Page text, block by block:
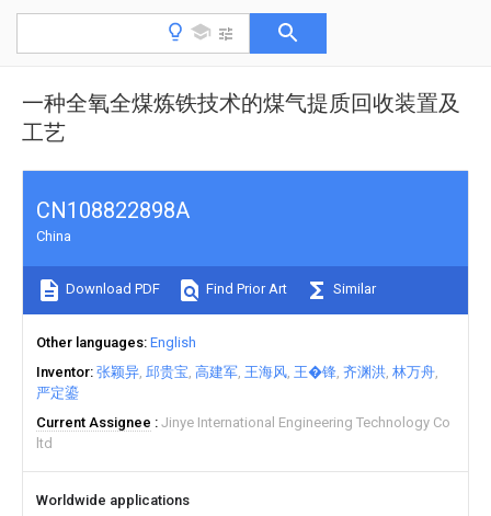
一种全氧全煤炼铁技术的煤气提质回收装置及
工艺
CN108822898A
China
Download PDF Find Prior Art Similar
Other languages English
Inventor 张颖异 邱贵宝 高建军 王海风 王�锋 齐渊洪 林万舟
严定鎏
Current Assignee
Jinye International Engineering Technology Co
ltd
Worldwide applications